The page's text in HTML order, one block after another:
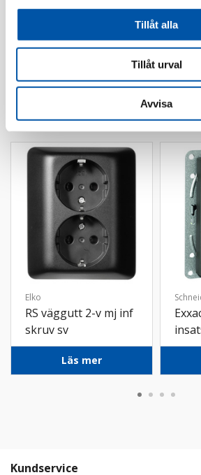
Tillåt alla
Tillåt urval
Avvisa
Vägguttag
Elko
RS väggutt 2-v mj inf
skruv sv
Läs mer
Kundservice